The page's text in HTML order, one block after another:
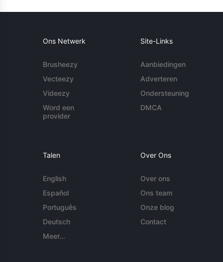
Ons Netwerk
Brusheezy
Vecteezy
Videezy
Word een
provider
Site-Links
Aanbiedingen
Adverteren
Ondersteuning
DMCA
Talen
English
Español
Português
Deutsch
Meer...
Over Ons
Over ons
Ons team
Onze blog
Contact